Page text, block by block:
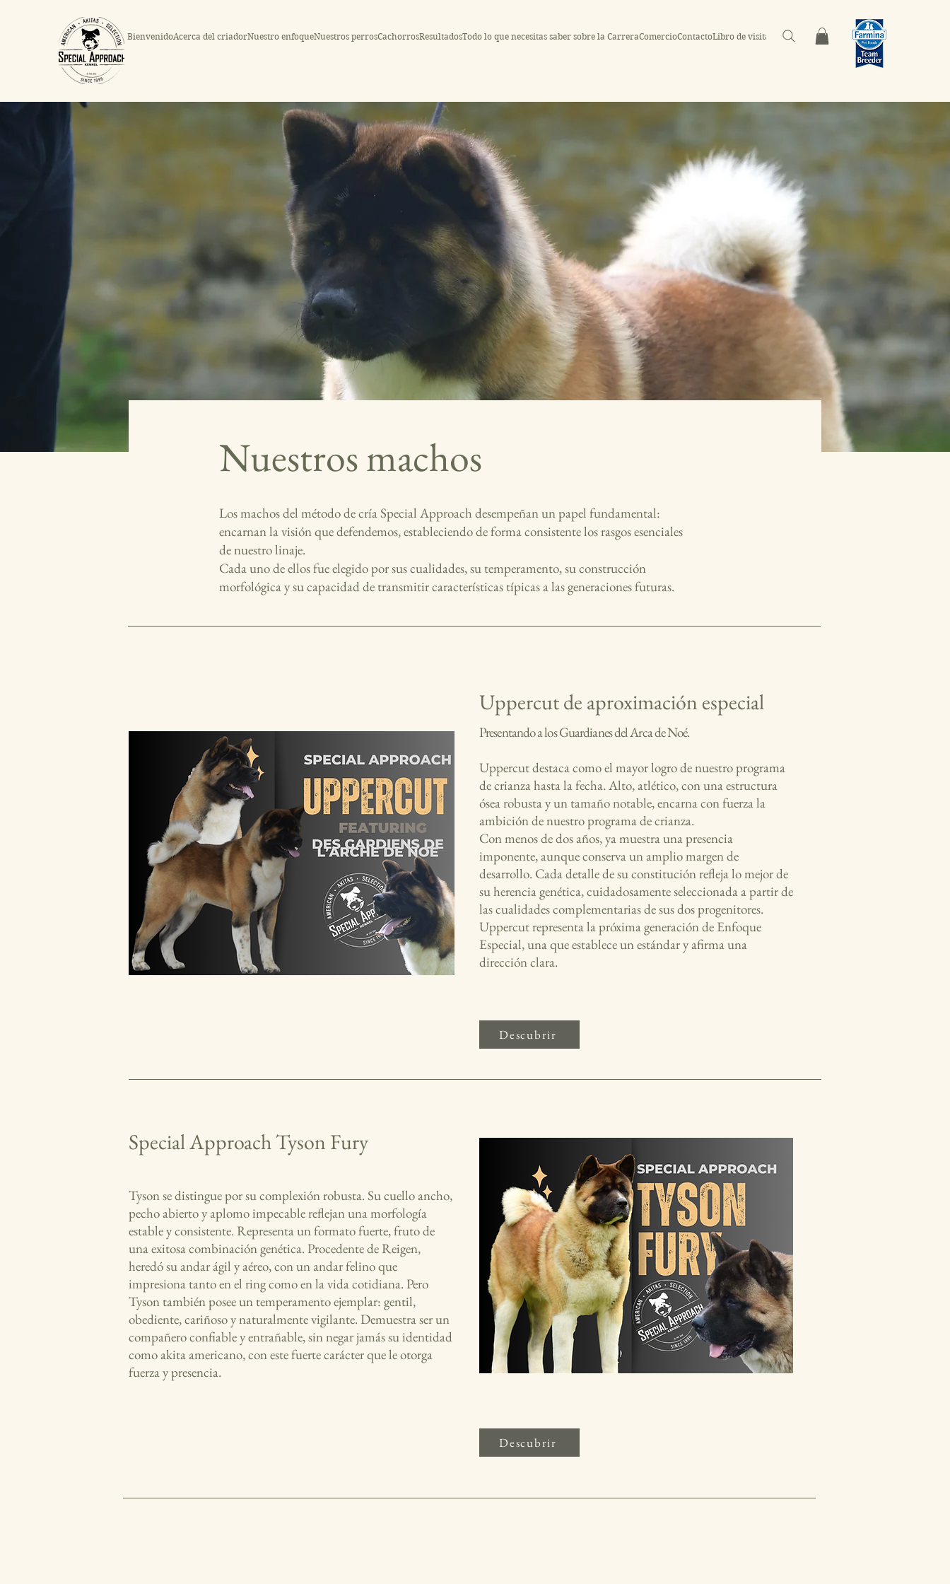
BienvenidoAcerca del criadorNuestro enfoqueNuestros perrosCachorrosResultadosTodo lo que necesitas saber sobre la CarreraComercioContactoLibro de visitas Fogonadura
Nuestros machos
Los machos del método de cría Special Approach desempeñan un papel fundamental:
encarnan la visión que defendemos, estableciendo de forma consistente los rasgos esenciales
de nuestro linaje.
Cada uno de ellos fue elegido por sus cualidades, su temperamento, su construcción
morfológica y su capacidad de transmitir características típicas a las generaciones futuras.
Uppercut de aproximación especial
Presentando a los Guardianes del Arca de Noé.
Uppercut destaca como el mayor logro de nuestro programa
de crianza hasta la fecha. Alto, atlético, con una estructura
ósea robusta y un tamaño notable, encarna con fuerza la
ambición de nuestro programa de crianza.
Con menos de dos años, ya muestra una presencia
imponente, aunque conserva un amplio margen de
desarrollo. Cada detalle de su constitución refleja lo mejor de
su herencia genética, cuidadosamente seleccionada a partir de
las cualidades complementarias de sus dos progenitores.
Uppercut representa la próxima generación de Enfoque
Especial, una que establece un estándar y afirma una
dirección clara.
Descubrir
Special Approach Tyson Fury
Tyson se distingue por su complexión robusta. Su cuello ancho,
pecho abierto y aplomo impecable reflejan una morfología
estable y consistente. Representa un formato fuerte, fruto de
una exitosa combinación genética. Procedente de Reigen,
heredó su andar ágil y aéreo, con un andar felino que
impresiona tanto en el ring como en la vida cotidiana. Pero
Tyson también posee un temperamento ejemplar: gentil,
obediente, cariñoso y naturalmente vigilante. Demuestra ser un
compañero confiable y entrañable, sin negar jamás su identidad
como akita americano, con este fuerte carácter que le otorga
fuerza y presencia.
Descubrir